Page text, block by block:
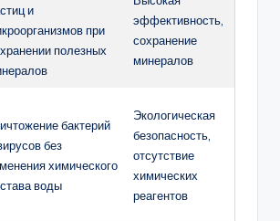
и
при
полезных
эффективность,
сохранение
минералов
бактерий
без
химического
воды
Экологическая
безопасность,
отсутствие
химических
реагентов